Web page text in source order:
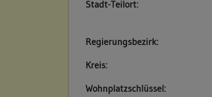
Stadt-Teilort:
Regierungsbezirk:
Kreis:
Wohnplatzschlüssel: